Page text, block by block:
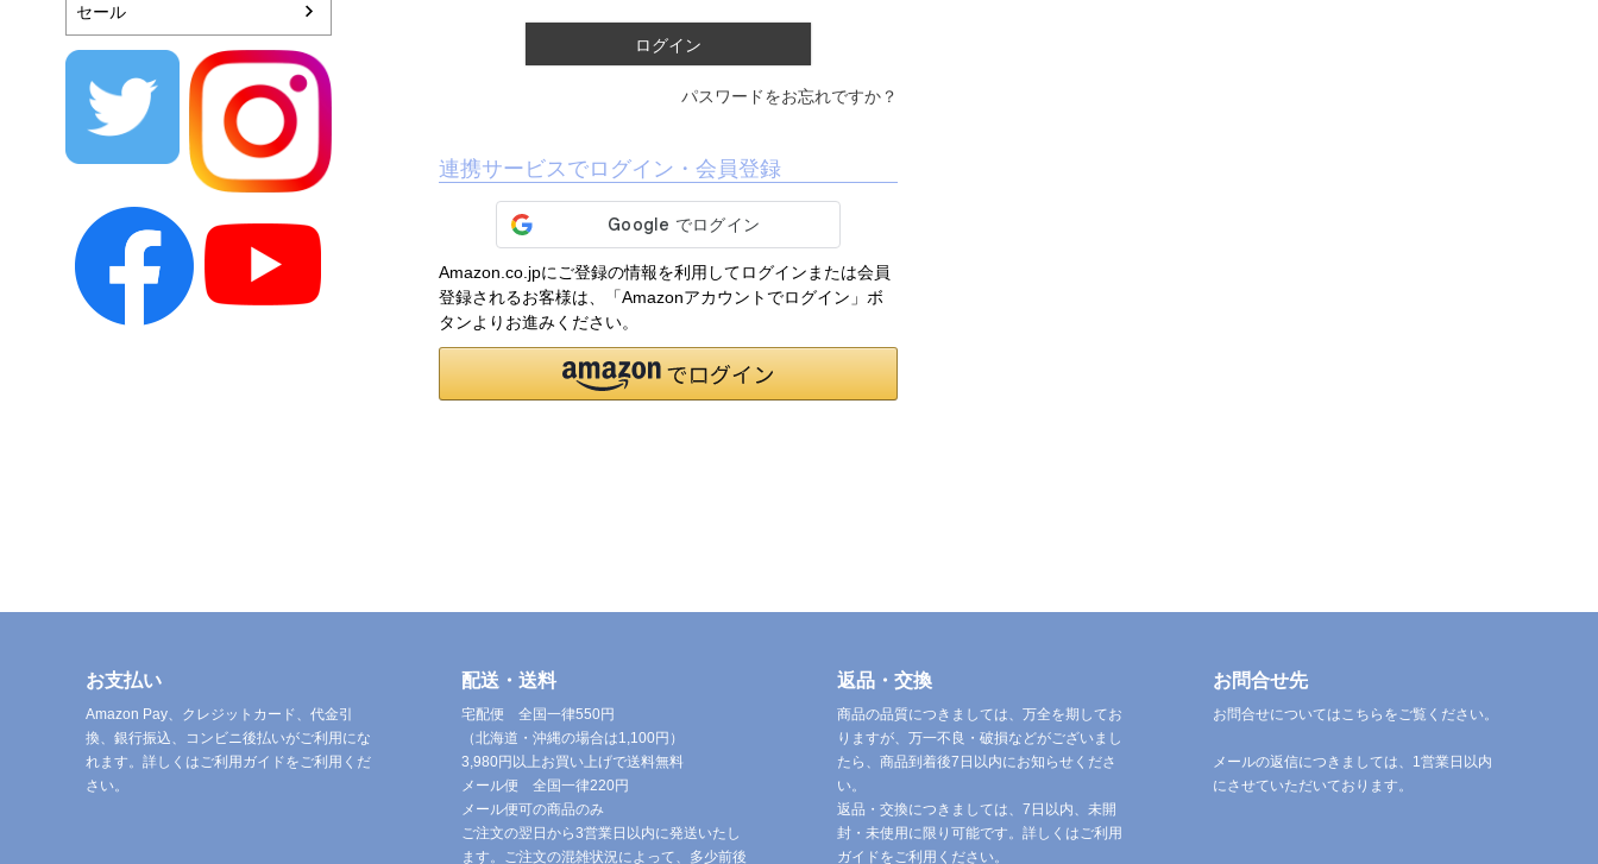
セール
ログイン
パスワードをお忘れですか？
連携サービスでログイン・会員登録
Amazon.co.jpにご登録の情報を利用してログインまたは会員
登録されるお客様は、「Amazonアカウントでログイン」ボ
タンよりお進みください。
お支払い
Amazon Pay、クレジットカード、代金引
換、銀行振込、コンビニ後払いがご利用にな
れます。詳しくはご利用ガイドをご利用くだ
さい。
配送・送料
宅配便 全国一律550円
（北海道・沖縄の場合は1,100円）
3,980円以上お買い上げで送料無料
メール便 全国一律220円
メール便可の商品のみ
ご注文の翌日から3営業日以内に発送いたし
ます。ご注文の混雑状況によって、多少前後
返品・交換
商品の品質につきましては、万全を期してお
りますが、万一不良・破損などがございまし
たら、商品到着後7日以内にお知らせくださ
い。
返品・交換につきましては、7日以内、未開
封・未使用に限り可能です。詳しくはご利用
ガイドをご利用ください。
お問合せ先
お問合せについてはこちらをご覧ください。
メールの返信につきましては、1営業日以内
にさせていただいております。